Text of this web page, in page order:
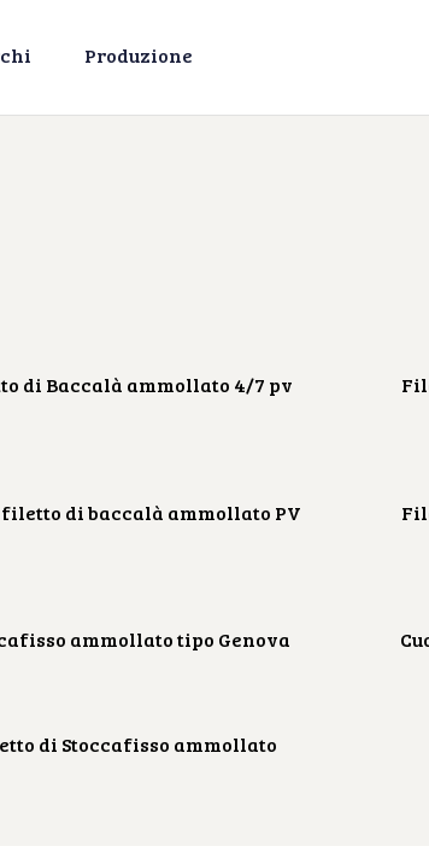
Produzione
di Baccalà ammollato 4/7 pv
filetto di baccalà ammollato PV
ammollato tipo Genova
di Stoccafisso ammollato